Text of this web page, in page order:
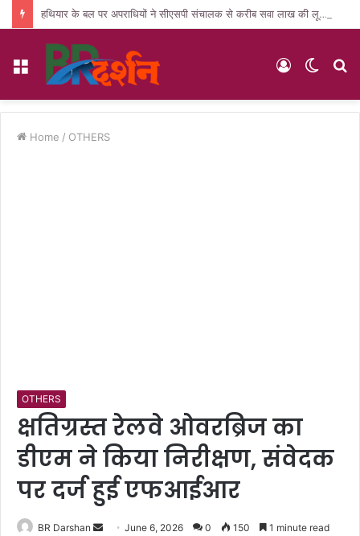
हथियार के बल पर अपराधियों ने सीएसपी संचालक से करीब सवा लाख की लूट, जांच में जुटी पुलिस
Menu
Switch
Log
Home / OTHERS
OTHERS
क्षतिग्रस्त रेलवे ओवरब्रिज का
डीएम ने किया निरीक्षण, संवेदक
पर दर्ज हुई एफआईआर
BR Darshan June 6, 2026 0 150 1 minute read